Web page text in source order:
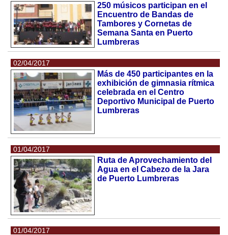
250 músicos participan en el
Encuentro de Bandas de
Tambores y Cornetas de
Semana Santa en Puerto
Lumbreras
02/04/2017
Más de 450 participantes en la
exhibición de gimnasia rítmica
celebrada en el Centro
Deportivo Municipal de Puerto
Lumbreras
01/04/2017
Ruta de Aprovechamiento del
Agua en el Cabezo de la Jara
de Puerto Lumbreras
01/04/2017